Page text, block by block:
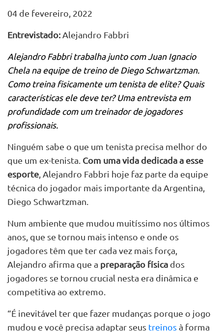
04 de fevereiro, 2022
Entrevistado: Alejandro Fabbri
Alejandro Fabbri trabalha junto com Juan Ignacio
Chela na equipe de treino de Diego Schwartzman.
Como treina fisicamente um tenista de elite? Quais
características ele deve ter? Uma entrevista em
profundidade com um treinador de jogadores
profissionais.
Ninguém sabe o que um tenista precisa melhor do
que um ex-tenista. Com uma vida dedicada a esse
esporte , Alejandro Fabbri hoje faz parte da equipe
técnica do jogador mais importante da Argentina,
Diego Schwartzman.
Num ambiente que mudou muitíssimo nos últimos
anos, que se tornou mais intenso e onde os
jogadores têm que ter cada vez mais força,
Alejandro afirma que a preparação física dos
jogadores se tornou crucial nesta era dinâmica e
competitiva ao extremo.
“É inevitável ter que fazer mudanças porque o jogo
mudou e você precisa adaptar seus treinosà forma